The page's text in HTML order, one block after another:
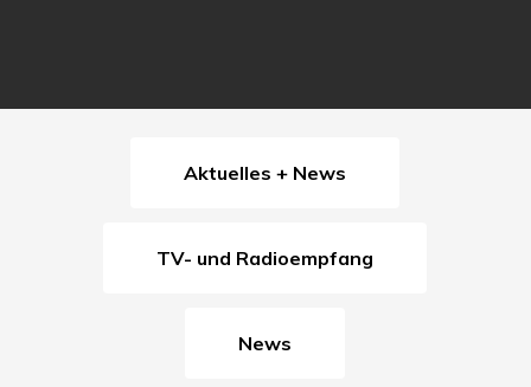
Aktuelles + News
TV- und Radioempfang
News